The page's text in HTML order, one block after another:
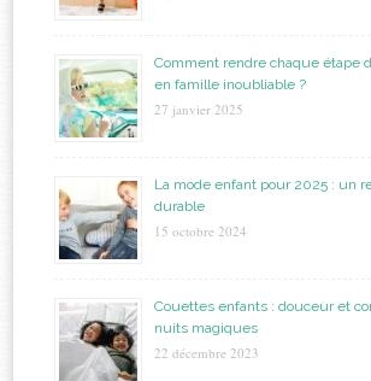
Comment rendre chaque étape
en famille inoubliable ?
27 janvier 2025
La mode enfant pour 2025 : un
durable
15 octobre 2024
Couettes enfants : douceur et
nuits magiques
22 décembre 2023